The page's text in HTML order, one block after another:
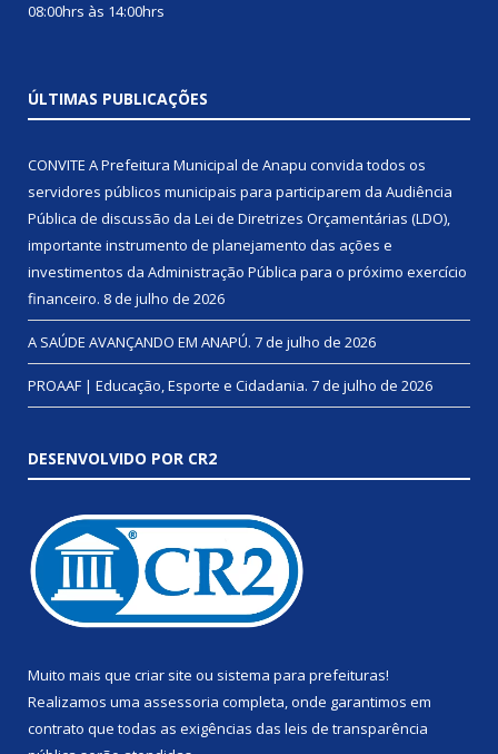
08:00hrs às 14:00hrs
ÚLTIMAS PUBLICAÇÕES
CONVITE A Prefeitura Municipal de Anapu convida todos os
servidores públicos municipais para participarem da Audiência
Pública de discussão da Lei de Diretrizes Orçamentárias (LDO),
importante instrumento de planejamento das ações e
investimentos da Administração Pública para o próximo exercício
financeiro. 8 de julho de 2026
A SAÚDE AVANÇANDO EM ANAPÚ. 7 de julho de 2026
PROAAF | Educação, Esporte e Cidadania. 7 de julho de 2026
DESENVOLVIDO POR CR2
Muito mais que criar site ou sistema para prefeituras!
Realizamos uma assessoria completa, onde garantimos em
contrato que todas as exigências das leis de transparência